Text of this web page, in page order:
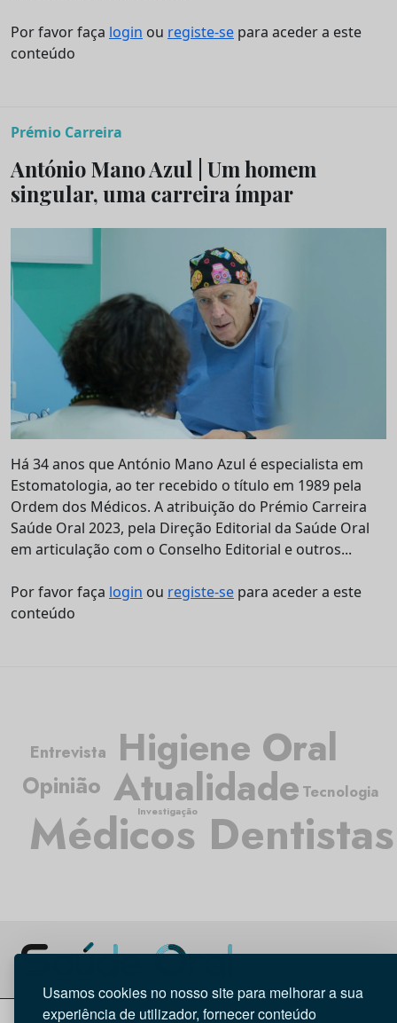
Usamos cookies no nosso site para melhorar a sua
experiência de utilizador, fornecer conteúdo
Por favor faça login ou registe-se para aceder a este
conteúdo
Prémio Carreira
António Mano Azul | Um homem
singular, uma carreira ímpar
Há 34 anos que António Mano Azul é especialista em
Estomatologia, ao ter recebido o título em 1989 pela
Ordem dos Médicos. A atribuição do Prémio Carreira
Saúde Oral 2023, pela Direção Editorial da Saúde Oral
em articulação com o Conselho Editorial e outros...
Por favor faça login ou registe-se para aceder a este
conteúdo
Atualidade
Médicos Dentistas
Higiene Oral
Entrevista
Opinião Tecnologia
Investigação